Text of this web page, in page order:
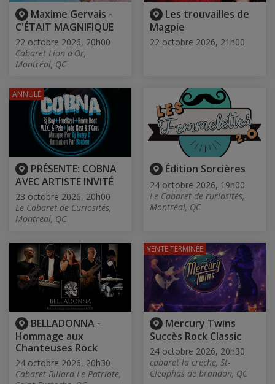
Maxime Gervais -
C'ÉTAIT MAGNIFIQUE
22 octobre 2026, 20h00
Cabaret Lion d'Or,
Montréal, QC
Les trouvailles de
Magpie
22 octobre 2026, 21h00
PRÉSENTE: COBNA
AVEC ARTISTE INVITÉ
23 octobre 2026, 20h00
Le Cabaret de Curiosités,
Montreal, QC
ANNULÉ
Édition Sorcières
24 octobre 2026, 19h00
Le Cabaret de curiosités,
Montréal, QC
BELLADONNA -
Hommage aux
Chanteuses Rock
24 octobre 2026, 20h30
Cabaret Billard Le Patriote,
Mercury Twins
Succès Rock Classic
24 octobre 2026, 20h30
cabaret la creche, St-
Cleophas de brandon, QC
VENTE TERMINÉE